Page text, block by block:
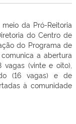
da Pró-Reitoria
do Centro de
do Programa de
comunica a abertura
(vinte e oito),
(16 vagas) e de
à comunidade